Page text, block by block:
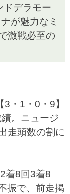
ドデラモー
が魅力なミ
激戦必至の
1・0・9】
。ニュージ
走頭数の割に
8回3着8
振で、前走掲